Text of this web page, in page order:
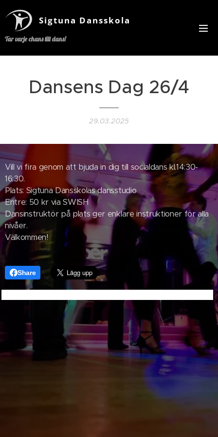
Sigtuna Dansskola
Tar varje chans till dans!
Dansens Dag 26/4
29.03.2025
Vill vi fira genom att bjuda in dig till socialdans kl.14:30-
16:30.
Plats: Sigtuna Dansskolas dansstudio
Entre: 50 kr via SWISH
Dansinstruktör på plats ger enklare instruktioner för alla
nivåer.
Välkommen!
Share